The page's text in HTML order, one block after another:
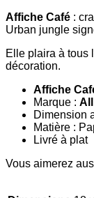
Affiche Café :
Urban jungle
Elle plaira à tous
décoration.
Affiche
Marque :
Dimension
Matière :
Livré à plat
Vous aimerez